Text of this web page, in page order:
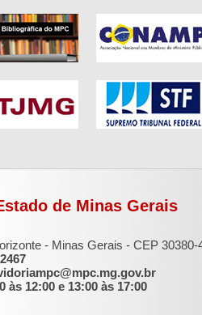
de Minas Gerais
- Minas Gerais - CEP 30380-
12:00 e 13:00 às 17:00